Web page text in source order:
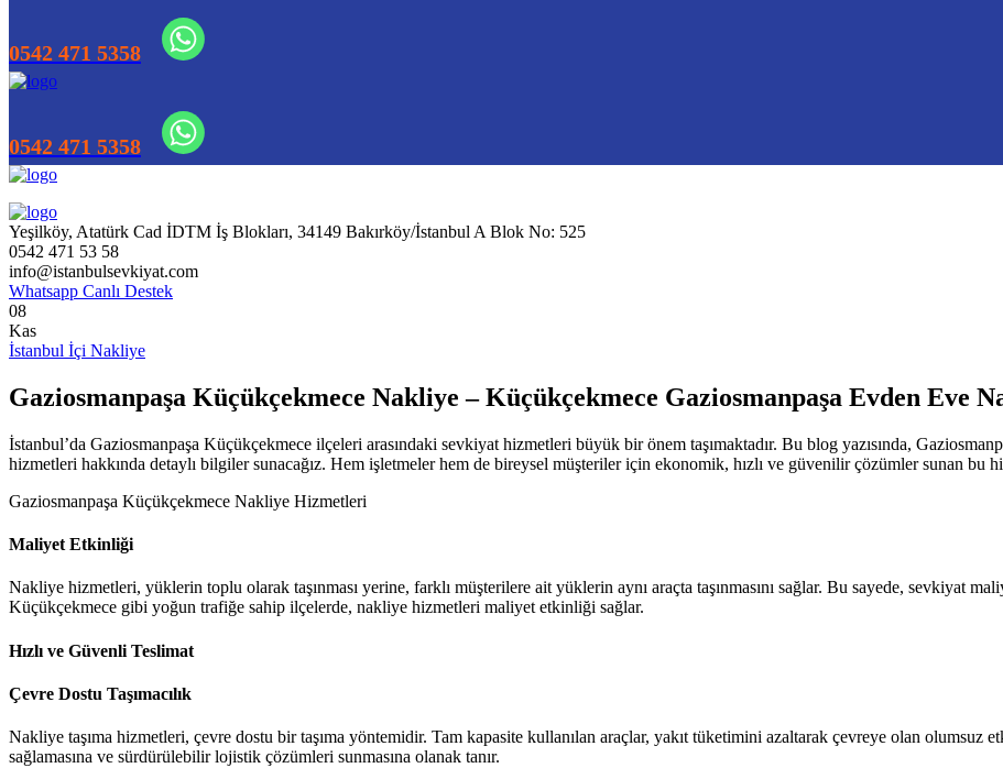
Yeşilköy, Atatürk Cad İDTM İş Blokları, 34149 Bakırköy/İstanbul A Blok No: 525
0542 471 53 58
info@istanbulsevkiyat.com
Whatsapp Canlı Destek
08
Kas
İstanbul İçi Nakliye
Gaziosmanpaşa Küçükçekmece Nakliye – Küçükçekmece Gaziosmanpaşa Evden Eve
İstanbul’da Gaziosmanpaşa Küçükçekmece ilçeleri arasındaki sevkiyat hizmetleri büyük bir önem taşımaktadır. Bu blog yazısında,
hizmetleri hakkında detaylı bilgiler sunacağız. Hem işletmeler hem de bireysel müşteriler için ekonomik, hızlı ve güvenilir çözümler sunan bu
Gaziosmanpaşa Küçükçekmece Nakliye Hizmetleri
Maliyet Etkinliği
Nakliye hizmetleri, yüklerin toplu olarak taşınması yerine, farklı müşterilere ait yüklerin aynı araçta taşınmasını sağlar. Bu sayede, sevkiyat
Küçükçekmece gibi yoğun trafiğe sahip ilçelerde, nakliye hizmetleri maliyet etkinliği sağlar.
Hızlı ve Güvenli Teslimat
Çevre Dostu Taşımacılık
Nakliye taşıma hizmetleri, çevre dostu bir taşıma yöntemidir. Tam kapasite kullanılan araçlar, yakıt tüketimini azaltarak çevreye olan olumsuz
sağlamasına ve sürdürülebilir lojistik çözümleri sunmasına olanak tanır.